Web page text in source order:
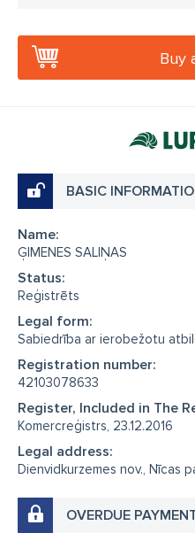
Buy
BASIC
Name:
ĢIMENES SALIŅAS
Status:
Reģistrēts
Legal form:
Sabiedrība ar ierobežotu
Registration number:
42103078633
Register, Included in The
Komercreģistrs, 23.12.2016
Legal address:
Dienvidkurzemes nov., Nīcas
OVERDUE